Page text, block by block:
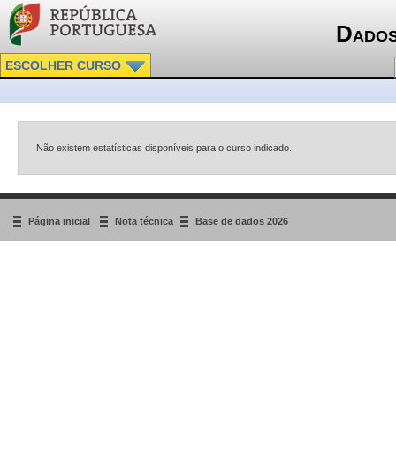
ESCOLHER CURSO
Não existem estatísticas disponíveis para o curso indicado.
Página inicial Nota técnica Base de dados 2026